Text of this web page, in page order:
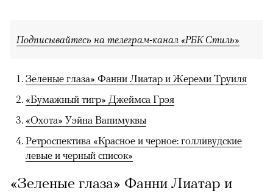
Подписывайтесь на телеграм-канал «РБК Стиль»
Зеленые глаза» Фанни Лиатар и Жереми Труиля
«Бумажный тигр» Джеймса Грэя
«Охота» Уэйна Вапимуквы
Ретроспектива «Красное и черное: голливудские
левые и черный список»
«Зеленые глаза» Фанни Лиатар и